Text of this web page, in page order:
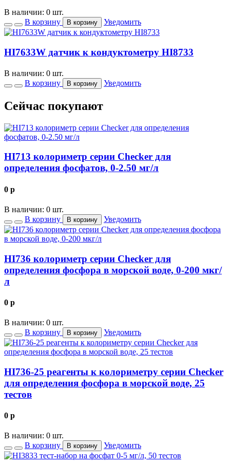
В наличии: 0 шт.
В корзину
В корзину Уведомить
HI7633W датчик к кондуктометру HI8733
В наличии: 0 шт.
В корзину
В корзину Уведомить
Сейчас покупают
HI713 колориметр серии Checker для
определения фосфатов, 0-2.50 мг/л
0 p
В наличии: 0 шт.
В корзину
В корзину Уведомить
HI736 колориметр серии Checker для
определения фосфора в морской воде, 0-200 мкг/
л
0 p
В наличии: 0 шт.
В корзину
В корзину Уведомить
HI736-25 реагенты к колориметру серии Checker
для определения фосфора в морской воде, 25
тестов
0 p
В наличии: 0 шт.
В корзину
В корзину Уведомить